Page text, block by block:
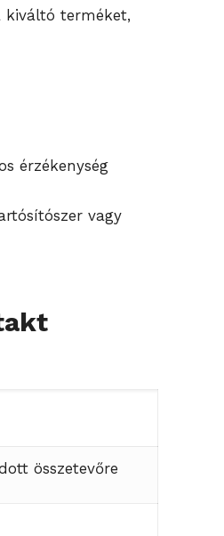
kiváltó terméket,
érzékenység
vagy
összetevőre